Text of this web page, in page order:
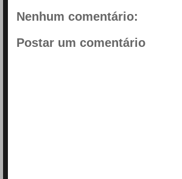
Nenhum comentário:
Postar um comentário